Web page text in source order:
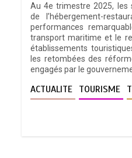
Au 4e trimestre 2025, les
de l’hébergement-
performances
transport maritime et le
établissements
les retombées des
engagés par le
ACTUALITE TOURISME